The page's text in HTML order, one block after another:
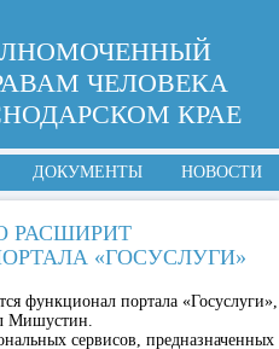
ЧЕЛОВЕКА
КРАЕ
ДОКУМЕНТЫ НОВОСТИ
РАСШИРИТ
«ГОСУСЛУГИ»
функционал портала «Госуслуги»,
Мишустин.
сервисов, предназначенных